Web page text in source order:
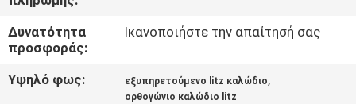
ΕΙΔΉΣΕΙΣ
ΖΗΤΉΣΤΕ
Δυνατότητα
προσφοράς:
Ικανοποιήστε την απαίτησή σας
Υψηλό φως: εξυπηρετούμενο litz καλώδιο,
ορθογώνιο καλώδιο litz